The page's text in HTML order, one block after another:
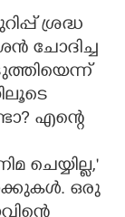
ശ്രദ്ധ
ചോദിച്ച
എന്റെ
ചെയ്യില്ല,"
ഒരു